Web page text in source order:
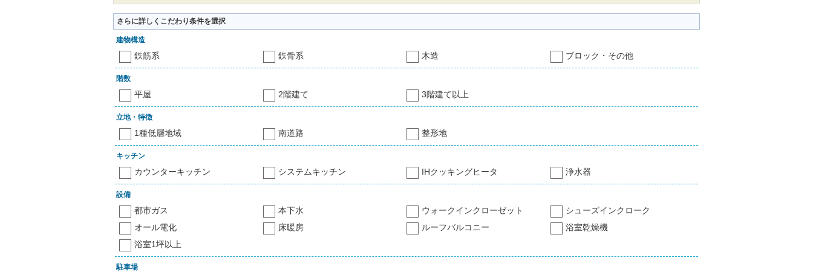
さらに詳しくこだわり条件を選択
建物構造
鉄筋系 鉄骨系 木造 ブロック・その他
階数
平屋 2階建て 3階建て以上
立地・特徴
1種低層地域 南道路 整形地
キッチン
カウンターキッチン システムキッチン IHクッキングヒータ 浄水器
設備
都市ガス 本下水 ウォークインクローゼット
シューズインクローク
オール電化
床暖房 ルーフバルコニー
浴室乾燥機
浴室1坪以上
駐車場